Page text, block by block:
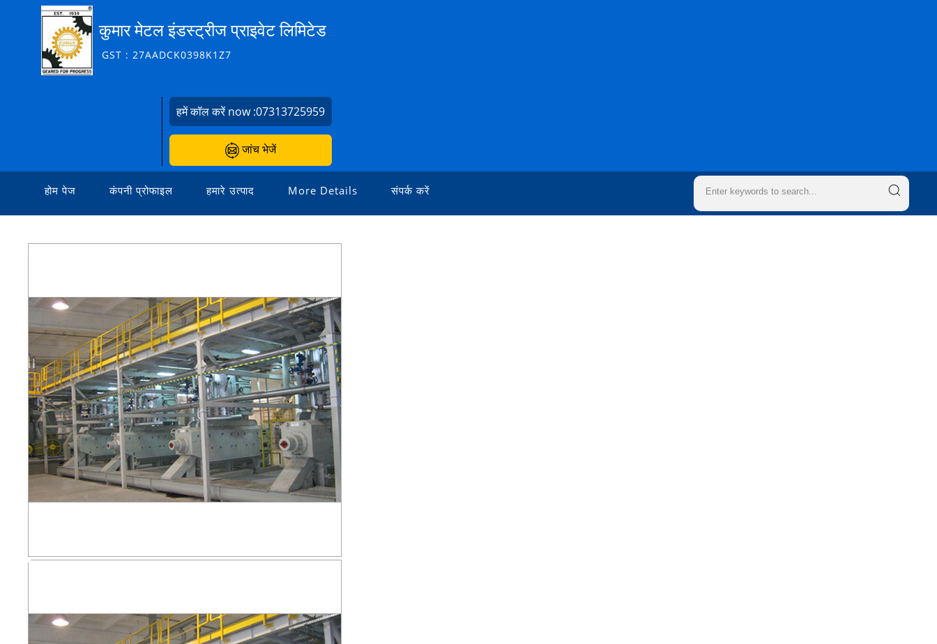
कुमार मेटल इंडस्ट्रीज प्राइवेट लिमिटेड
GST : 27AADCK0398K1Z7
हमें कॉल करें now :07313725959
जांच भेजें
होम पेज कंपनी प्रोफाइल हमारे उत्पाद More Details संपर्क करें